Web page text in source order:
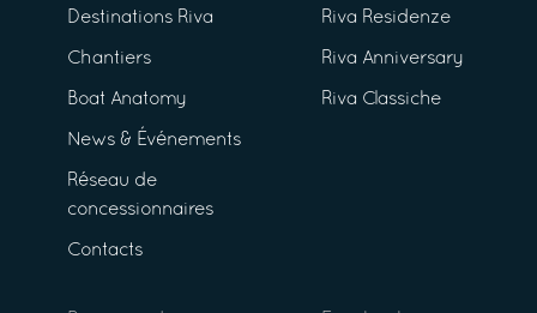
Destinations Riva
Chantiers
Boat Anatomy
News & Événements
Réseau de
concessionnaires
Contacts
Riva Residenze
Riva Anniversary
Riva Classiche